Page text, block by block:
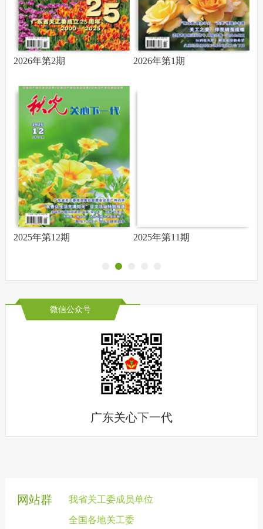
2026年第2期 2026年第1期
2025年第12期 2025年第11期
微信公众号
广东关心下一代
网站群 我省关工委成员单位
全国各地关工委